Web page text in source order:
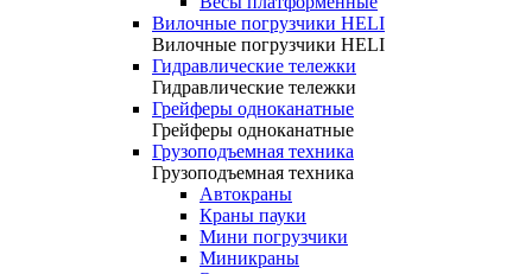
Вилочные погрузчики HELI
Вилочные погрузчики HELI
Гидравлические тележки
Гидравлические тележки
Грейферы одноканатные
Грейферы одноканатные
Грузоподъемная техника
Грузоподъемная техника
Автокраны
Краны пауки
Мини погрузчики
Миникраны